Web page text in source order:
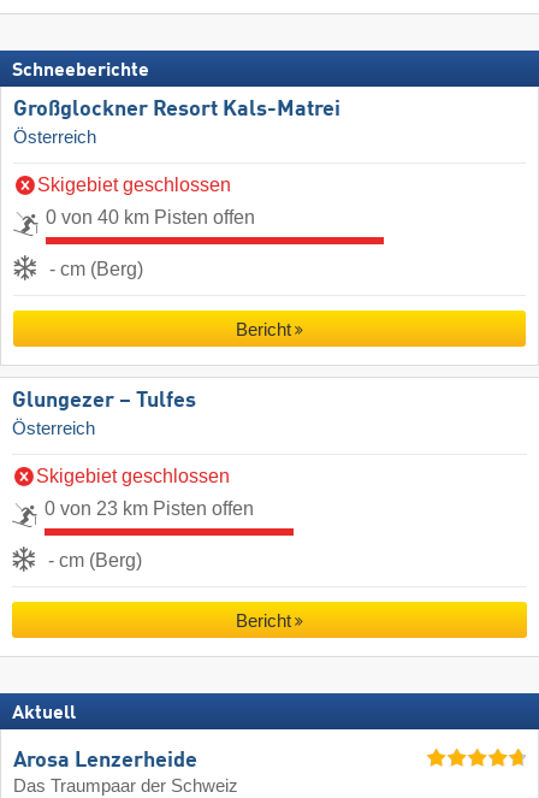
Schneeberichte
Großglockner Resort Kals-Matrei
Österreich
Skigebiet geschlossen
0 von 40 km Pisten offen
- cm (Berg)
Bericht
Glungezer – Tulfes
Österreich
Skigebiet geschlossen
0 von 23 km Pisten offen
- cm (Berg)
Bericht
Aktuell
Arosa Lenzerheide
Das Traumpaar der Schweiz